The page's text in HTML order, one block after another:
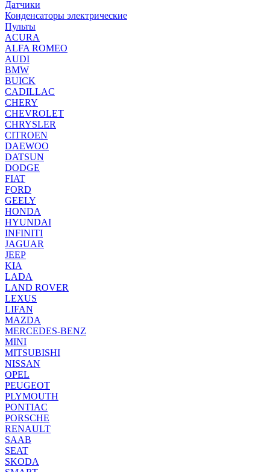
Датчики
Конденсаторы электрические
Пульты
ACURA
ALFA ROMEO
AUDI
BMW
BUICK
CADILLAC
CHERY
CHEVROLET
CHRYSLER
CITROEN
DAEWOO
DATSUN
DODGE
FIAT
FORD
GEELY
HONDA
HYUNDAI
INFINITI
JAGUAR
JEEP
KIA
LADA
LAND ROVER
LEXUS
LIFAN
MAZDA
MERCEDES-BENZ
MINI
MITSUBISHI
NISSAN
OPEL
PEUGEOT
PLYMOUTH
PONTIAC
PORSCHE
RENAULT
SAAB
SEAT
SKODA